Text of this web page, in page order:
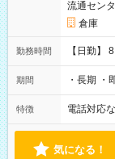
流通セン
倉庫
勤務時間 【日勤】
期間 ・長期 ・
特徴 電話対応
気になる！